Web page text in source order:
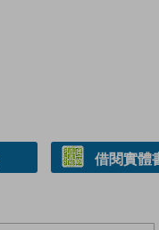
借閱實體